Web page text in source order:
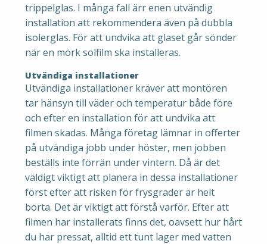
trippelglas. I många fall ärr enen utvändig
installation att rekommendera även på dubbla
isolerglas. För att undvika att glaset går sönder
när en mörk solfilm ska installeras.
Utvändiga installationer
Utvändiga installationer kräver att montören
tar hänsyn till väder och temperatur både före
och efter en installation för att undvika att
filmen skadas. Många företag lämnar in offerter
på utvändiga jobb under höster, men jobben
beställs inte förrän under vintern. Då är det
väldigt viktigt att planera in dessa installationer
först efter att risken för frysgrader är helt
borta. Det är viktigt att förstå varför. Efter att
filmen har installerats finns det, oavsett hur hårt
du har pressat, alltid ett tunt lager med vatten